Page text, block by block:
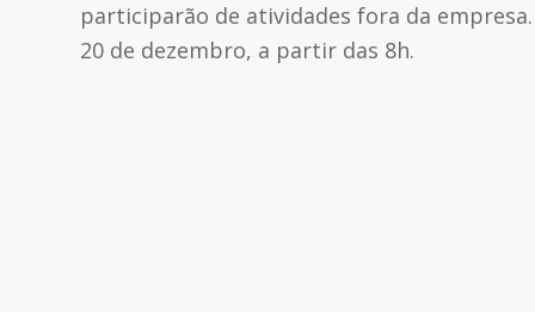
participarão de atividades fora da
20 de dezembro, a partir das 8h.